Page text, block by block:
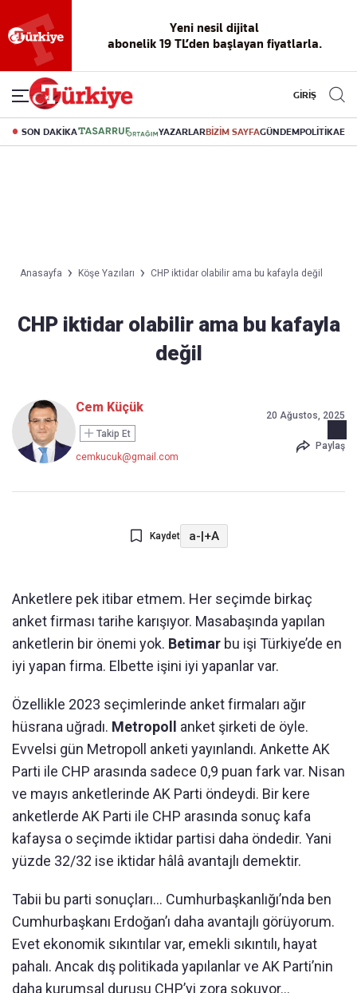
Yeni nesil dijital
abonelik 19 TL’den başlayan fiyatlarla.
GİRİŞ
SON DAKİKA YAZARLARBİZİM SAYFAGÜNDEMPOLİTİKA
Anasayfa Köşe Yazıları CHP iktidar olabilir ama bu kafayla değil
CHP iktidar olabilir ama bu kafayla
değil
Cem Küçük
Takip Et
cemkucuk@gmail.com
20 Ağustos, 2025
Paylaş
Kaydet a-|+A
Anketlere pek itibar etmem. Her seçimde birkaç
anket firması tarihe karışıyor. Masabaşında yapılan
anketlerin bir önemi yok. Betimar bu işi Türkiye’de en
iyi yapan firma. Elbette işini iyi yapanlar var.
Özellikle 2023 seçimlerinde anket firmaları ağır
hüsrana uğradı. Metropoll
anket şirketi de öyle.
Evvelsi gün Metropoll anketi yayınlandı. Ankette AK
Parti ile CHP arasında sadece 0,9 puan fark var. Nisan
ve mayıs anketlerinde AK Parti öndeydi. Bir kere
anketlerde AK Parti ile CHP arasında sonuç kafa
kafaysa o seçimde iktidar partisi daha öndedir. Yani
yüzde 32/32 ise iktidar hâlâ avantajlı demektir.
Tabii bu parti sonuçları... Cumhurbaşkanlığı’nda ben
Cumhurbaşkanı Erdoğan’ı daha avantajlı görüyorum.
Evet ekonomik sıkıntılar var, emekli sıkıntılı, hayat
pahalı. Ancak dış politikada yapılanlar ve AK Parti’nin
daha kurumsal duruşu CHP’yi zora sokuyor...